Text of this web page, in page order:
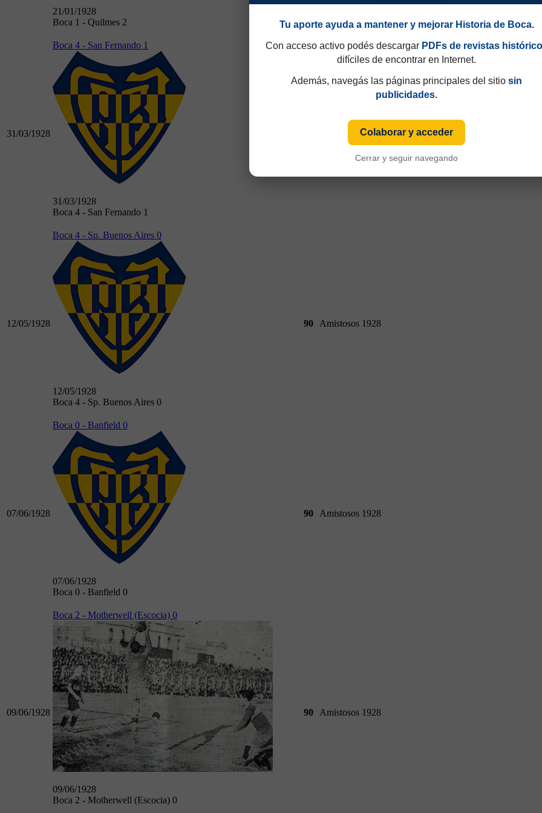
21/01/1928
Boca 1 - Quilmes 2
31/03/1928
Boca 4 - San Fernando 1
31/03/1928
Boca 4 - San Fernando 1
Amistosos 1928
12/05/1928
Boca 4 - Sp. Buenos Aires 0
12/05/1928
Boca 4 - Sp. Buenos Aires 0
90 Amistosos 1928
07/06/1928
Boca 0 - Banfield 0
07/06/1928
Boca 0 - Banfield 0
90 Amistosos 1928
09/06/1928
Boca 2 - Motherwell (Escocia) 0
09/06/1928
Boca 2 - Motherwell (Escocia) 0
90 Amistosos 1928
Tu aporte ayuda a mantener y mejorar Historia de Boca.
Con acceso activo podés descargar PDFs de revistas
difíciles de encontrar en Internet.
Además, navegás las páginas principales del sitio sin
publicidades.
Colaborar y acceder
Cerrar y seguir navegando